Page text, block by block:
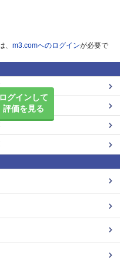
、 m3.comへのログインが必要で
ログインして
評価を見る